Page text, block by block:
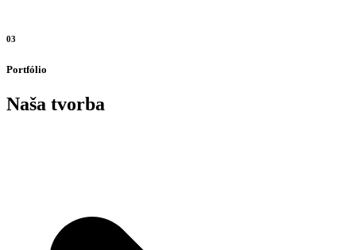
03
Portfólio
Naša tvorba